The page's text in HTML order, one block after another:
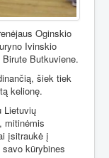
Oginskio
Ivinskio
Butkuviene.
šiek tiek
kelionę.
Lietuvių
mitinėmis
įsitraukė į
kūrybines